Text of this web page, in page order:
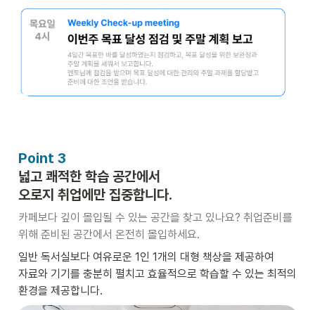
Point 3
넓고 쾌적한 학습 공간에서
오로지 취업에만 집중합니다.
카페보다 깊이 몰입될 수 있는 공간을 찾고 있나요? 취업준비를
위해 준비된 공간에서 온전히 몰입하세요.
일반 독서실보다 여유로운 1인 1개의 대형 책상을 제공하여
자료와 기기를 충분히 펼치고 효율적으로 학습할 수 있는 최적의
환경을 제공합니다.